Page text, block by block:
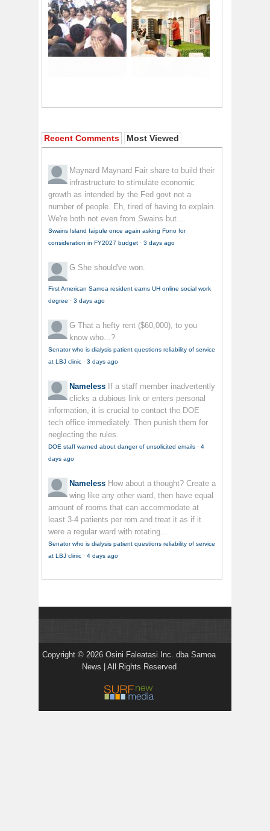
Recent Comments Most Viewed
Maynard Maynard Fair share to build their
infrastructure to stimulate economic
growth as intended by the Fed govt not a
number of people. Eh, tired of having to explain.
We're both not even from Swains but...
Swains Island faipule once again asking Fono for
consideration in FY2027 budget · 3 days ago
G She should've won.
First American Samoa resident earns UH online social work
degree · 3 days ago
G That a hefty rent ($60,000), to you
know who...?
Senator who is dialysis patient questions reliability of service
at LBJ clinic · 3 days ago
Nameless If a staff member inadvertently
clicks a dubious link or enters personal
information, it is crucial to contact the DOE
tech office immediately. Then punish them for
neglecting the rules.
DOE staff warned about danger of unsolicited emails · 4
days ago
Nameless How about a thought? Create a
wing like any other ward, then have equal
amount of rooms that can accommodate at
least 3-4 patients per rom and treat it as if it
were a regular ward with rotating...
Senator who is dialysis patient questions reliability of service
at LBJ clinic · 4 days ago
Copyright © 2026 Osini Faleatasi Inc. dba Samoa
News | All Rights Reserved